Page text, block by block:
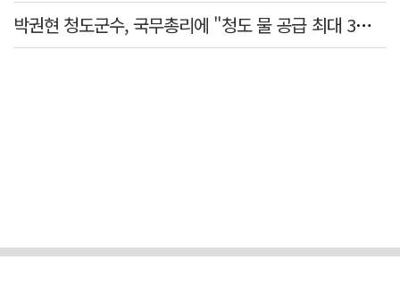
박권현 청도군수, 국무총리에 "청도 물 공급 최대 3만t 늘려달라"